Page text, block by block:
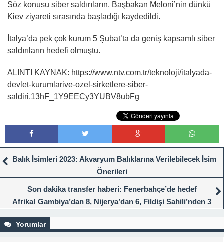
Söz konusu siber saldırıların, Başbakan Meloni’nin dünkü
Kiev ziyareti sırasında başladığı kaydedildi.
İtalya’da pek çok kurum 5 Şubat’ta da geniş kapsamlı siber
saldırıların hedefi olmuştu.
ALINTI KAYNAK: https://www.ntv.com.tr/teknoloji/italyada-
devlet-kurumlarive-ozel-sirketlere-siber-
saldiri,13hF_1Y9EECy3YUBV8ubFg
Balık İsimleri 2023: Akvaryum Balıklarına Verilebilecek İsim
Önerileri
Son dakika transfer haberi: Fenerbahçe’de hedef
Afrika! Gambiya’dan 8, Nijerya’dan 6, Fildişi Sahili’nden 3
Yorumlar